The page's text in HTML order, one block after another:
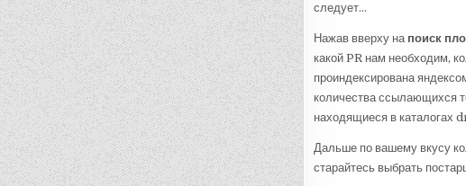
следует…
Нажав вверху на поиск
какой PR нам необходим,
проиндексирована
количества ссылающихся
находящиеся в каталогах
Дальше по вашему вкусу
старайтесь выбрать